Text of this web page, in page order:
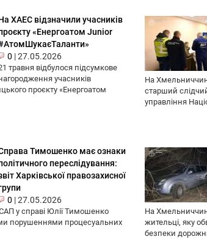
ХАЕС відзначили учасників
«Енергоатом Junior
0 |27.05.2026
травня відбулося підсумкове
учасників
проєкту «Енергоатом
На
старший
управління
Тимошенко має ознаки
переслідування:
Харківської правозахисної
0 |27.05.2026
у справі Юлії Тимошенко
порушеннями процесуальних
На
жительці, яку
безпеки